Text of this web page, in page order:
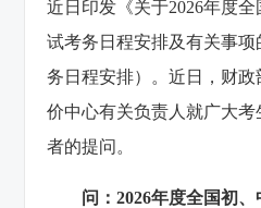
近日印发《关于2026年度
试考务日程安排及有关事
务日程安排）。近日，财
价中心有关负责人就广大
者的提问。
问：2026年度全国初、